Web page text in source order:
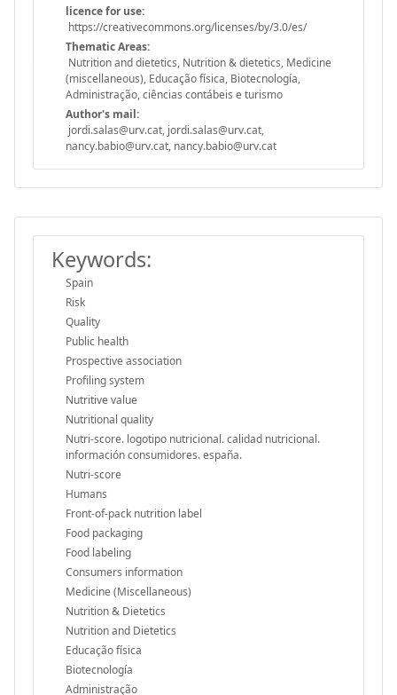
licence for use:
https://creativecommons.org/licenses/by/3.0/es/
Thematic Areas:
Nutrition and dietetics, Nutrition & dietetics, Medicine
(miscellaneous), Educação física, Biotecnología,
Administração, ciências contábeis e turismo
Author's mail:
jordi.salas@urv.cat, jordi.salas@urv.cat,
nancy.babio@urv.cat, nancy.babio@urv.cat
Keywords:
Spain
Risk
Quality
Public health
Prospective association
Profiling system
Nutritive value
Nutritional quality
Nutri-score. logotipo nutricional. calidad nutricional.
información consumidores. españa.
Nutri-score
Humans
Front-of-pack nutrition label
Food packaging
Food labeling
Consumers information
Medicine (Miscellaneous)
Nutrition & Dietetics
Nutrition and Dietetics
Educação física
Biotecnología
Administração